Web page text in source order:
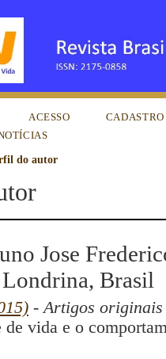
ACESSO
CADASTRO
do autor
Jose
Brasil
- Artigos originais
vida e o